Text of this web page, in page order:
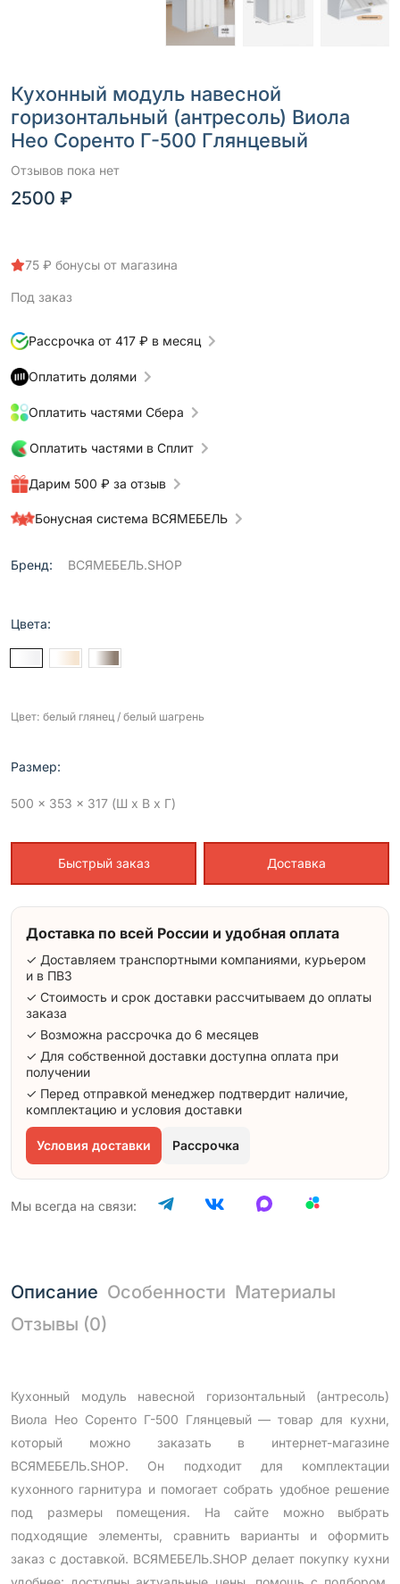
Кухонный модуль навесной
горизонтальный (антресоль) Виола
Нео Соренто Г-500 Глянцевый
Отзывов пока нет
2500 ₽
75 ₽ бонусы от магазина
Под заказ
Рассрочка от 417 ₽ в месяц
Оплатить долями
Оплатить частями Сбера
Оплатить частями в Сплит
Дарим 500 ₽ за отзыв
Бонусная система ВСЯМЕБЕЛЬ
Бренд: ВСЯМЕБЕЛЬ.SHOP
Цвета:
Цвет: белый глянец / белый шагрень
Размер:
500 x 353 x 317 (Ш x В x Г)
Быстрый заказ Доставка
Доставка по всей России и удобная оплата
✓ Доставляем транспортными компаниями, курьером
и в ПВЗ
✓ Стоимость и срок доставки рассчитываем до оплаты
заказа
✓ Возможна рассрочка до 6 месяцев
✓ Для собственной доставки доступна оплата при
получении
✓ Перед отправкой менеджер подтвердит наличие,
комплектацию и условия доставки
Условия доставки Рассрочка
Мы всегда на связи:
Описание Особенности Материалы
Отзывы (0)
Кухонный модуль навесной горизонтальный (антресоль)
Виола Нео Соренто Г-500 Глянцевый — товар для кухни,
который можно заказать в интернет-магазине
ВСЯМЕБЕЛЬ.SHOP. Он подходит для комплектации
кухонного гарнитура и помогает собрать удобное решение
под размеры помещения. На сайте можно выбрать
подходящие элементы, сравнить варианты и оформить
заказ с доставкой. ВСЯМЕБЕЛЬ.SHOP делает покупку кухни